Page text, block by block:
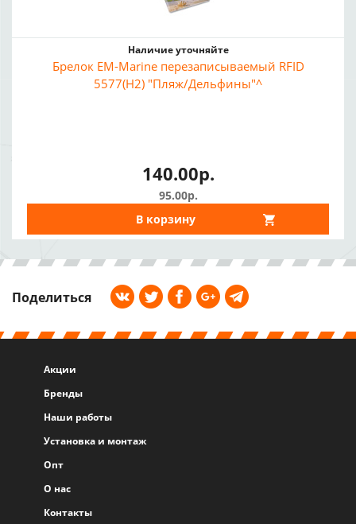
Наличие уточняйте
Брелок EM-Marine перезаписываемый RFID
5577(H2) "Пляж/Дельфины"^
140.00р.
95.00р.
В корзину
Поделиться
Акции
Бренды
Наши работы
Установка и монтаж
Опт
О нас
Контакты